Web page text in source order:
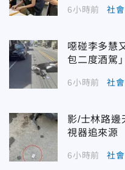
6小時前 社會
噁碰李多慧
包二度酒駕
6小時前 社會
影/士林路
視器追來源
6小時前 社會